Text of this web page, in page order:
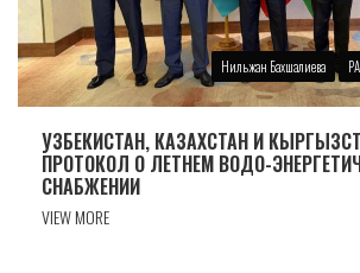
Нильжан Бахшалиева
УЗБЕКИСТАН, КАЗАХСТАН И
ПРОТОКОЛ О ЛЕТНЕМ ВОДО-
СНАБЖЕНИИ
VIEW MORE